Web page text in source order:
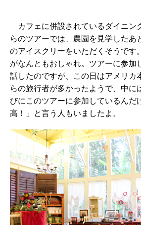
カフェに併設されているダイニン
らのツアーでは、農園を見学したあ
のアイスクリーをいただくそうです
がなんともおしゃれ。ツアーに参加
話したのですが、この日はアメリカ
らの旅行者が多かったようで、中に
びにこのツアーに参加しているんだ
高！」と言う人もいましたよ。